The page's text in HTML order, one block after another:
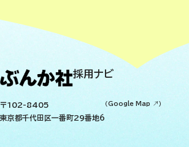
採用ナビ
〒102-8405
東京都千代田区一番町29番地6
（Google Map ）